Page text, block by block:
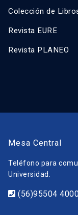
Colección de
Revista EURE
Revista PLANEO
Mesa Central
Teléfono para
Universidad.
(56)95504